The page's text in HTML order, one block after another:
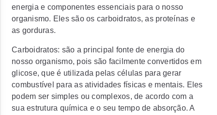
energia e componentes essenciais para o nosso
organismo. Eles são os carboidratos, as proteínas e
as gorduras.
Carboidratos: são a principal fonte de energia do
nosso organismo, pois são facilmente convertidos em
glicose, que é utilizada pelas células para gerar
combustível para as atividades físicas e mentais. Eles
podem ser simples ou complexos, de acordo com a
sua estrutura química e o seu tempo de absorção. A